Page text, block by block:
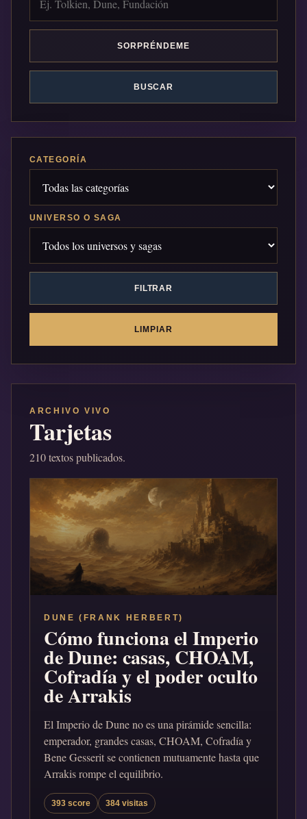
SORPRÉNDEME
BUSCAR
CATEGORÍA
UNIVERSO O SAGA
FILTRAR
LIMPIAR
ARCHIVO VIVO
Tarjetas
210 textos publicados.
DUNE (FRANK HERBERT)
Cómo funciona el Imperio
de Dune: casas, CHOAM,
Cofradía y el poder oculto
de Arrakis
El Imperio de Dune no es una pirámide sencilla:
emperador, grandes casas, CHOAM, Cofradía y
Bene Gesserit se contienen mutuamente hasta que
Arrakis rompe el equilibrio.
393 score 384 visitas